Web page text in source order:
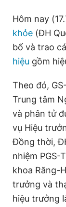
Theo dõi báo trên
Hotline
0906 645 777
Đặt báo
Tổng biên tập:
Phó tổng biên
Phó tổng biên
Phó tổng biên
Tổng thư ký tòa
Giấy phép xuất
© 2003-2026
chép dưới mọi
bản. Phát triển
Hôm nay
khỏe (ĐH
bố và trao
hiệu gồm
Theo đó,
Trung tâm
và phân tử
vụ Hiệu
Đồng thời,
nhiệm PGS-
khoa Răng-
trưởng và
hiệu trưởng